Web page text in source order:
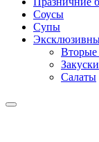
Соусы
Супы
Вторые
Закуски
Салаты
Меню